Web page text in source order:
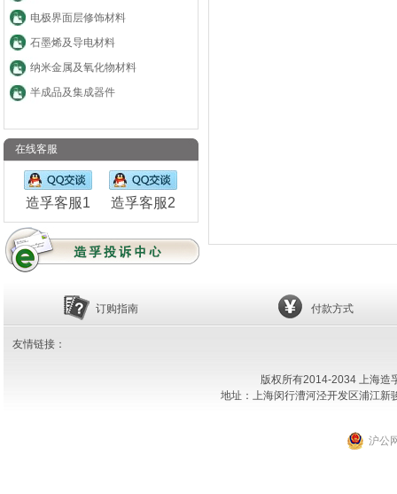
电极界面层修饰材料
石墨烯及导电材料
纳米金属及氧化物材料
半成品及集成器件
在线客服
造孚客服1 造孚客服2
订购指南 付款方式
友情链接：
版权所有2014-2034 上海造
地址：上海闵行漕河泾开发区浦江
沪公